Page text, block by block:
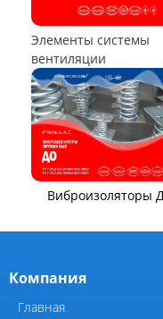
Воздухоохладители и
маслоохладители